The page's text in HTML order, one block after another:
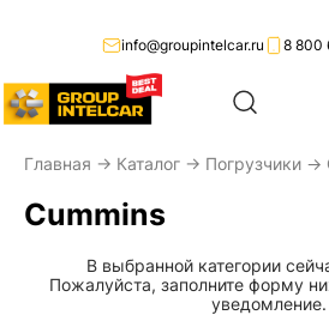
8 800
info@groupintelcar.ru
Главная → Каталог → Погрузчики →
Cummins
В выбранной категории
Пожалуйста, заполните форму
уведомление.